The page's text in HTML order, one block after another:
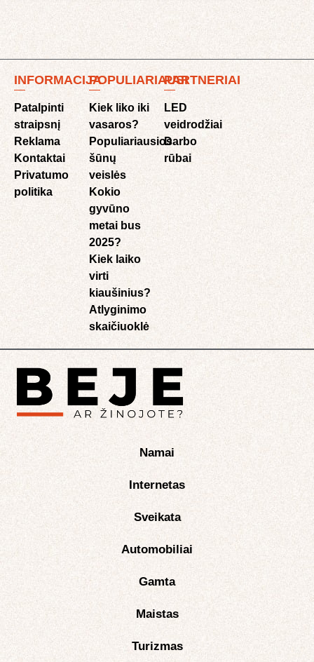
INFORMACIJA
Patalpinti
straipsnį
Reklama
Kontaktai
Privatumo
politika
POPULIARIAUSI
Kiek liko iki
vasaros?
Populiariausios
šūnų
veislės
Kokio
gyvūno
metai bus
2025?
Kiek laiko
virti
kiaušinius?
Atlyginimo
skaičiuoklė​
PARTNERIAI
LED
veidrodžiai
Darbo
rūbai
Namai
Internetas
Sveikata
Automobiliai
Gamta
Maistas
Turizmas